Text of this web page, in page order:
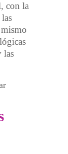
con la
las
con